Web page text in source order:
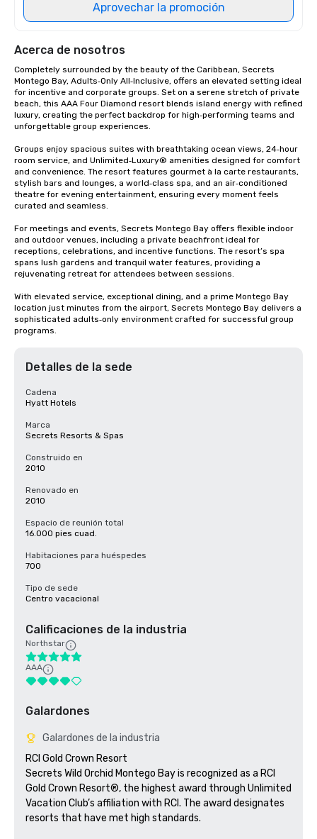
Aprovechar la promoción
Acerca de nosotros
Completely surrounded by the beauty of the Caribbean, Secrets
Montego Bay, Adults‑Only All‑Inclusive, offers an elevated setting ideal
for incentive and corporate groups. Set on a serene stretch of private
beach, this AAA Four Diamond resort blends island energy with refined
luxury, creating the perfect backdrop for high‑performing teams and
unforgettable group experiences.
Groups enjoy spacious suites with breathtaking ocean views, 24‑hour
room service, and Unlimited‑Luxury® amenities designed for comfort
and convenience. The resort features gourmet à la carte restaurants,
stylish bars and lounges, a world‑class spa, and an air‑conditioned
theatre for evening entertainment, ensuring every moment feels
curated and seamless.
For meetings and events, Secrets Montego Bay offers flexible indoor
and outdoor venues, including a private beachfront ideal for
receptions, celebrations, and incentive functions. The resort’s spa
spans lush gardens and tranquil water features, providing a
rejuvenating retreat for attendees between sessions.
With elevated service, exceptional dining, and a prime Montego Bay
location just minutes from the airport, Secrets Montego Bay delivers a
sophisticated adults‑only environment crafted for successful group
programs.
Detalles de la sede
Cadena
Hyatt Hotels
Marca
Secrets Resorts & Spas
Construido en
2010
Renovado en
2010
Espacio de reunión total
16.000 pies cuad.
Habitaciones para huéspedes
700
Tipo de sede
Centro vacacional
Calificaciones de la industria
Northstar
AAA
Galardones
Galardones de la industria
RCI Gold Crown Resort
Secrets Wild Orchid Montego Bay is recognized as a RCI
Gold Crown Resort®, the highest award through Unlimited
Vacation Club’s affiliation with RCI. The award designates
resorts that have met high standards.